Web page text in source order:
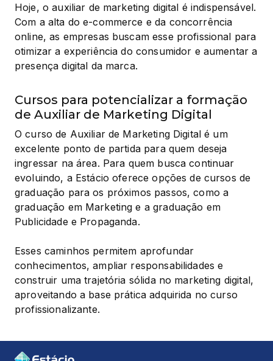
Hoje, o auxiliar de marketing digital é indispensável.
Com a alta do e-commerce e da concorrência
online, as empresas buscam esse profissional para
otimizar a experiência do consumidor e aumentar a
presença digital da marca.
Cursos para potencializar a formação
de Auxiliar de Marketing Digital
O curso de Auxiliar de Marketing Digital é um
excelente ponto de partida para quem deseja
ingressar na área. Para quem busca continuar
evoluindo, a Estácio oferece opções de cursos de
graduação para os próximos passos, como a
graduação em Marketing e a graduação em
Publicidade e Propaganda.
Esses caminhos permitem aprofundar
conhecimentos, ampliar responsabilidades e
construir uma trajetória sólida no marketing digital,
aproveitando a base prática adquirida no curso
profissionalizante.